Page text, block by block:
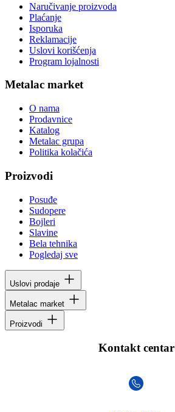
Naručivanje proizvoda
Plaćanje
Isporuka
Reklamacije
Uslovi korišćenja
Program lojalnosti
Metalac market
O nama
Prodavnice
Katalog
Metalac grupa
Politika kolačića
Proizvodi
Posuđe
Sudopere
Bojleri
Slavine
Bela tehnika
Pogledaj sve
Uslovi prodaje
Metalac market
Proizvodi
Kontakt centar